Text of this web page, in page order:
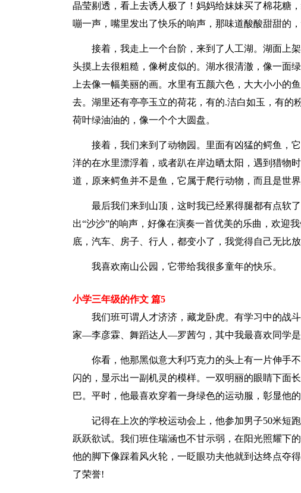
晶莹剔透，看上去诱人极了！妈妈给妹妹买了棉花糖
嘣一声，嘴里发出了快乐的响声，那味道酸酸甜甜的，
接着，我走上一个台阶，来到了人工湖。湖面上架
头摸上去很粗糙，像树皮似的。湖水很清澈，像一面
上去像一幅美丽的画。水里有五颜六色，大大小小的
去。湖里还有亭亭玉立的荷花，有的.洁白如玉，有的
荷叶绿油油的，像一个个大圆盘。
接着，我们来到了动物园。里面有凶猛的鳄鱼，它
洋的在水里漂浮着，或者趴在岸边晒太阳，遇到猎物
道，原来鳄鱼并不是鱼，它属于爬行动物，而且是世
最后我们来到山顶，这时我已经累得腿都有点软了
出“沙沙”的响声，好像在演奏一首优美的乐曲，欢迎
底，汽车、房子、行人，都变小了，我觉得自己无比
我喜欢南山公园，它带给我很多童年的快乐。
小学三年级的作文 篇5
我们班可谓人才济济，藏龙卧虎。有学习中的战
家—李彦霖、舞蹈达人—罗茜匀，其中我最喜欢同学是
你看，他那黑似意大利巧克力的头上有一片伸手不
闪的，显示出一副机灵的模样。一双明丽的眼睛下面
巴。平时，他最喜欢穿着一身绿色的运动服，彰显他的
记得在上次的学校运动会上，他参加男子50米短跑
跃跃欲试。我们班住瑞涵也不甘示弱，在阳光照耀下
他的脚下像踩着风火轮，一眨眼功夫他就到达终点夺
了荣誉!